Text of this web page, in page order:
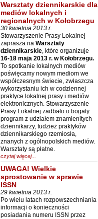
Warsztaty dziennikarskie dla
mediów lokalnych i
regionalnych w Kołobrzegu
30 kwietnia 2013 r.
Stowarzyszenie Prasy Lokalnej
zaprasza na Warsztaty
dziennikarskie, które organizuje
16-18 maja 2013 r. w Kołobrzegu.
To spotkanie lokalnych mediów
poświęcamy nowym mediom we
współczesnym świecie, zwłaszcza
wykorzystaniu ich w codziennej
praktyce lokalnej prasy i mediów
elektronicznych. Stowarzyszenie
Prasy Lokalnej zadbało o bogaty
program z udziałem znamienitych
dziennikarzy, tudzież praktyków
dziennikarskiego rzemiosła,
znanych z ogólnopolskich mediów.
Warsztaty są płatne.
czytaj więcej...
UWAGA! Wielkie
sprostowanie w sprawie
ISSN
29 kwietnia 2013 r.
Po wielu latach rozpowszechniania
informacji o konieczności
posiadania numeru ISSN przez